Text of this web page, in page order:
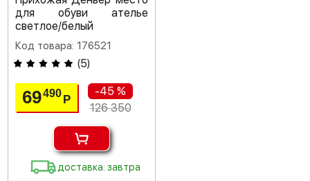
для обуви ателье
светлое/белый
Код товара: 176521
(5)
69490Р
-45 %
126 350
доставка: завтра